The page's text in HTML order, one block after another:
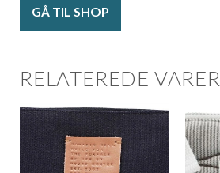
GÅ TIL SHOP
RELATEREDE VARER